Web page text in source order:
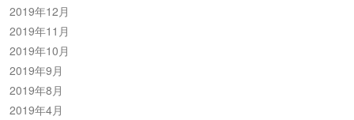
2019年12月
2019年11月
2019年10月
2019年9月
2019年8月
2019年4月